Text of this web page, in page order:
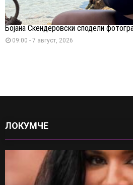
Бојана Скендеровски сподели
09:00 - 7 август, 2026
ЛОКУМЧЕ